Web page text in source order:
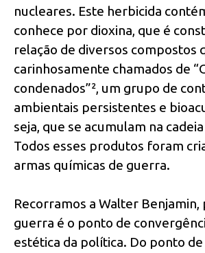
nucleares. Este herbicida
conhece por dioxina, que é
relação de diversos compostos
carinhosamente chamados de
condenados”², um grupo de
ambientais persistentes e
seja, que se acumulam na
Todos esses produtos foram
armas químicas de guerra.
Recorramos a Walter Benjamin,
guerra é o ponto de
estética da política. Do ponto